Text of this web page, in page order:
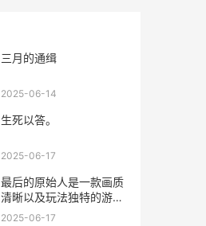
三月的通缉
2025-06-14
生死以答。
2025-06-17
最后的原始人是一款画质
清晰以及玩法独特的游
戏，这款游戏最近颇受玩
2025-06-17